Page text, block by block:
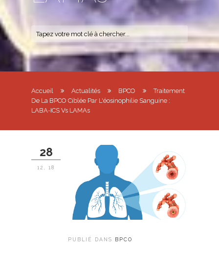
Accueil Actualités BPCO
Traitement
De La BPCO Ciblée Par L'éosinophilie Sanguine :
LABA-ICS Vs LAMAs
PUBLIÉ DANS BPCO
28
12, 18